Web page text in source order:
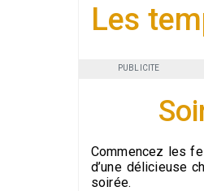
Les
PUBLICITE
Commencez les
d’une délicieuse
soirée.